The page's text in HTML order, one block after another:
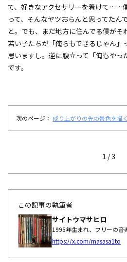
て、好きなアクセサリーを着けて……
って、そんなヤツおらんと思ってたん
と。でも、まだ地方に住んでる僕がそ
若い子たちが「俺らもできるじゃん」
思いますし。逆に腹立って「俺もやっ
です。
次のページ： 成り上がりの先の景色を描く
1 / 3
この記事の執筆者
サイトウマサヒロ
1995年生まれ、フリーの音
https://x.com/masasa1to